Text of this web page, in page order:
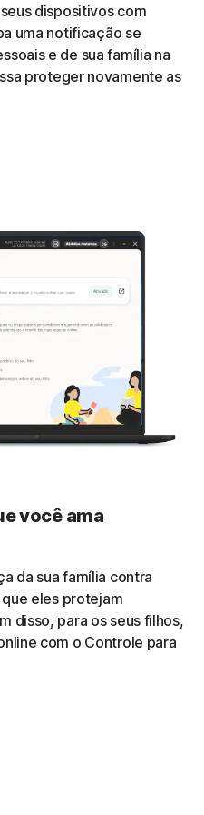
dispositivos com
uma notificação se
e de sua família na
proteger novamente as
usados por ladrões de
imediatamente para ajudar a
que sejam exploradas.
cartões de crédito e
em seu cofre digital privado
você ama
da sua família contra
eles protejam
disso, para os seus filhos,
com o Controle para